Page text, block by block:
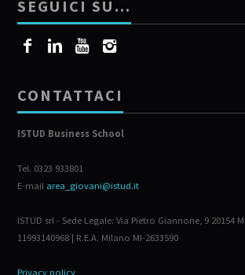
SEGUICI SU…
CONTATTACI
ISTUD Business School
Tel. 0323 933801
E-mail area_giovani@istud.it
ISTUD srl - Sede Legale: Via Pietro Giannone, 9 20154
11993140968 | R.E.A. Milano MI-2633590
Privacy policy